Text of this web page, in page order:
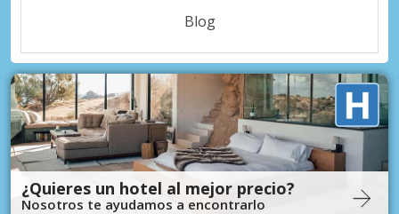
Blog
¿Quieres un hotel al mejor precio?
Nosotros te ayudamos a encontrarlo